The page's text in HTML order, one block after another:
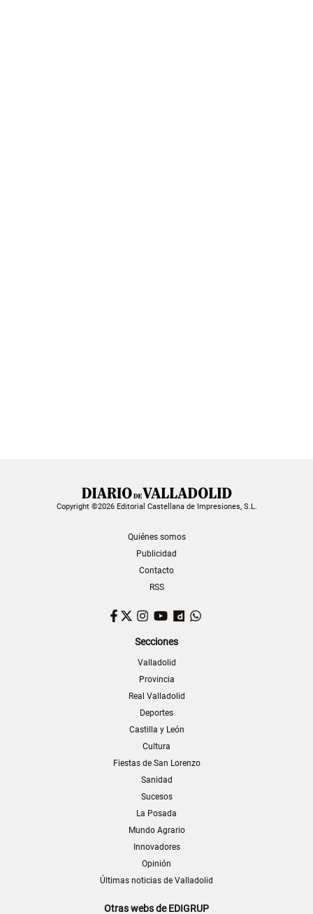
Copyright ©2026 Editorial Castellana de Impresiones, S.L.
Quiénes somos
Publicidad
Contacto
RSS
Facebook
TwitterInstagram
YouTubeDailymotion
Secciones
Valladolid
Provincia
Real Valladolid
Deportes
Castilla y León
Cultura
Fiestas de San Lorenzo
Sanidad
Sucesos
La Posada
Mundo Agrario
Innovadores
Opinión
Últimas noticias de Valladolid
Otras webs de EDIGRUP